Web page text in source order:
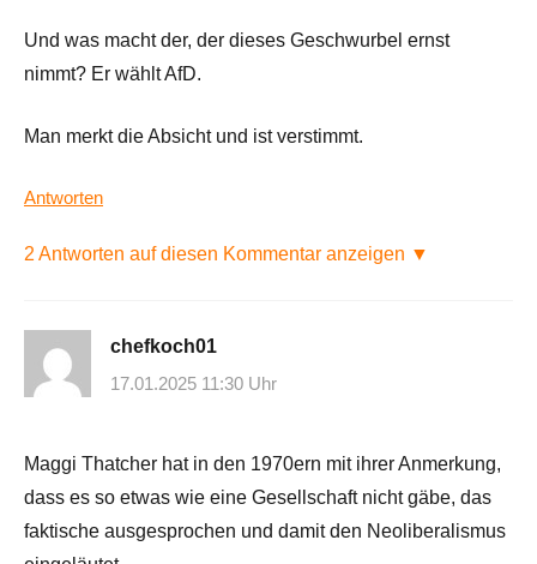
Und was macht der, der dieses Geschwurbel ernst
nimmt? Er wählt AfD.
Man merkt die Absicht und ist verstimmt.
Antworten
2 Antworten auf diesen Kommentar anzeigen ▼
chefkoch01
17.01.2025 11:30 Uhr
Maggi Thatcher hat in den 1970ern mit ihrer Anmerkung,
dass es so etwas wie eine Gesellschaft nicht gäbe, das
faktische ausgesprochen und damit den Neoliberalismus